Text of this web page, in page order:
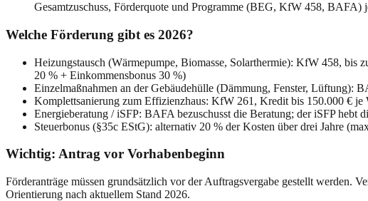
Gesamtzuschuss, Förderquote und Programme (BEG, KfW 458, BAFA)
Welche Förderung gibt es 2026?
Heizungstausch (Wärmepumpe, Biomasse, Solarthermie): KfW 458,
20 % + Einkommensbonus 30 %)
Einzelmaßnahmen an der Gebäudehülle (Dämmung, Fenster, Lüftung):
Komplettsanierung zum Effizienzhaus: KfW 261, Kredit bis 150.000 € je
Energieberatung / iSFP: BAFA bezuschusst die Beratung; der iSFP hebt
Steuerbonus (§35c EStG): alternativ 20 % der Kosten über drei Jahre
Wichtig: Antrag vor Vorhabenbeginn
Förderanträge müssen grundsätzlich vor der Auftragsvergabe gestellt
Orientierung nach aktuellem Stand 2026.